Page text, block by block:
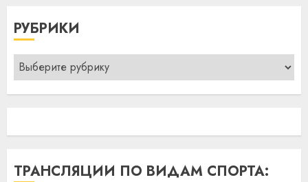
РУБРИКИ
Рубрики
ТРАНСЛЯЦИИ ПО ВИДАМ СПОРТА: